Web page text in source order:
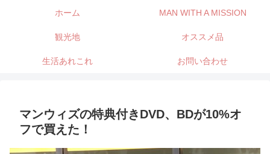
ホーム MAN WITH A MISSION
観光地 オススメ品
生活あれこれ お問い合わせ
マンウィズの特典付きDVD、BDが10%オ
フで買えた！